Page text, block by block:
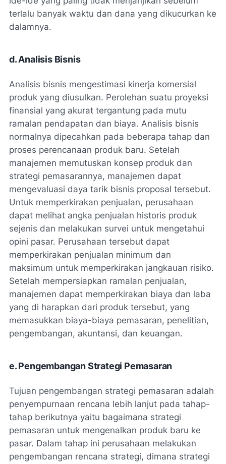
terlalu banyak waktu dan dana yang dikucurkan ke
dalamnya.
d. Analisis Bisnis
Analisis bisnis mengestimasi kinerja komersial
produk yang diusulkan. Perolehan suatu proyeksi
finansial yang akurat tergantung pada mutu
ramalan pendapatan dan biaya. Analisis bisnis
normalnya dipecahkan pada beberapa tahap dan
proses perencanaan produk baru. Setelah
manajemen memutuskan konsep produk dan
strategi pemasarannya, manajemen dapat
mengevaluasi daya tarik bisnis proposal tersebut.
Untuk memperkirakan penjualan, perusahaan
dapat melihat angka penjualan historis produk
sejenis dan melakukan survei untuk mengetahui
opini pasar. Perusahaan tersebut dapat
memperkirakan penjualan minimum dan
maksimum untuk memperkirakan jangkauan risiko.
Setelah mempersiapkan ramalan penjualan,
manajemen dapat memperkirakan biaya dan laba
yang di harapkan dari produk tersebut, yang
memasukkan biaya-biaya pemasaran, penelitian,
pengembangan, akuntansi, dan keuangan.
e. Pengembangan Strategi Pemasaran
Tujuan pengembangan strategi pemasaran adalah
penyempurnaan rencana lebih lanjut pada tahap-
tahap berikutnya yaitu bagaimana strategi
pemasaran untuk mengenalkan produk baru ke
pasar. Dalam tahap ini perusahaan melakukan
pengembangan rencana strategi, dimana strategi